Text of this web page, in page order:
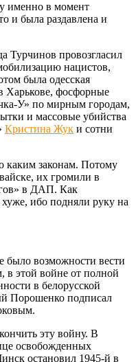
именно в момент
и была раздавлена и
Турчинов провозгласил
нацистов,
была одесская
Харькове, фосфорные
У» по мирным городам,
и массовые убийства
Кристина Жук и сотни
каким законам. Потому
их громили в
в ДАП. Как
ибо подняли руку на
было возможности вести
в этой войне от полной
в белорусской
Порошенко подписал
эту войну. В
освобожденных
остановил 1945-й в